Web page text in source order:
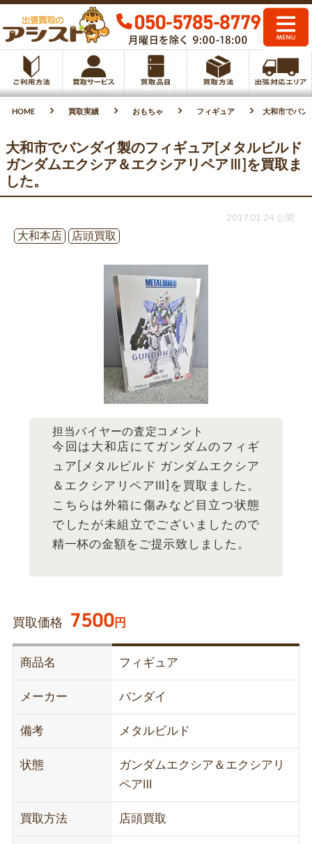
HOME 買取実績 おもちゃ フィギュア 大和市でバン
大和市でバンダイ製のフィギュア[メタルビルド
ガンダムエクシア＆エクシアリペアⅢ]を買取ま
した。
2017.01.24 公開
大和本店
店頭買取
担当バイヤーの査定コメント
今回は大和店にてガンダムのフィギ
ュア[メタルビルド ガンダムエクシア
＆エクシアリペアⅢ]を買取ました。
こちらは外箱に傷みなど目立つ状態
でしたが未組立でございましたので
精一杯の金額をご提示致しました。
買取価格 7500円
商品名 フィギュア
メーカー バンダイ
備考 メタルビルド
状態
ガンダムエクシア＆エクシアリ
ペアⅢ
買取方法 店頭買取